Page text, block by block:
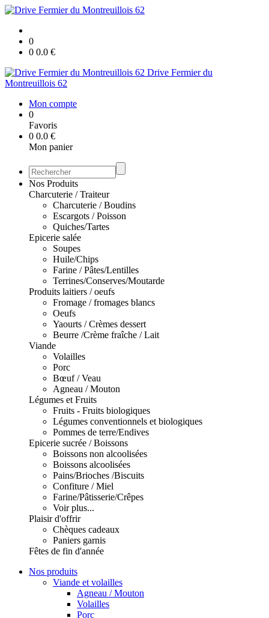
0
0 0.0 €
Drive Fermier du
Montreuillois 62
Mon compte
0
Favoris
0 0.0 €
Mon panier
Nos Produits
Charcuterie / Traiteur
Charcuterie / Boudins
Escargots / Poisson
Quiches/Tartes
Epicerie salée
Soupes
Huile/Chips
Farine / Pâtes/Lentilles
Terrines/Conserves/Moutarde
Produits laitiers / oeufs
Fromage / fromages blancs
Oeufs
Yaourts / Crèmes dessert
Beurre /Crème fraîche / Lait
Viande
Volailles
Porc
Bœuf / Veau
Agneau / Mouton
Légumes et Fruits
Fruits - Fruits biologiques
Légumes conventionnels et biologiques
Pommes de terre/Endives
Epicerie sucrée / Boissons
Boissons non alcoolisées
Boissons alcoolisées
Pains/Brioches /Biscuits
Confiture / Miel
Farine/Pâtisserie/Crêpes
Voir plus...
Plaisir d'offrir
Chèques cadeaux
Paniers garnis
Fêtes de fin d'année
Nos produits
Viande et volailles
Agneau / Mouton
Volailles
Porc